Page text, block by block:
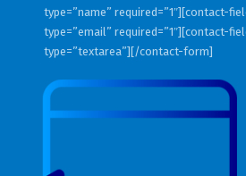
type=”name” required=”1″][contact-
type=”email” required=”1″][contact-
type=”textarea”][/contact-form]